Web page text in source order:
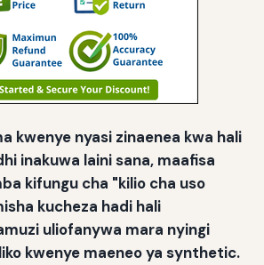
kwenye nyasi zinaenea kwa hali
inakuwa laini sana, maafisa
kifungu cha "kilio cha uso
kucheza hadi hali
uliofanywa mara nyingi
kwenye maeneo ya synthetic.